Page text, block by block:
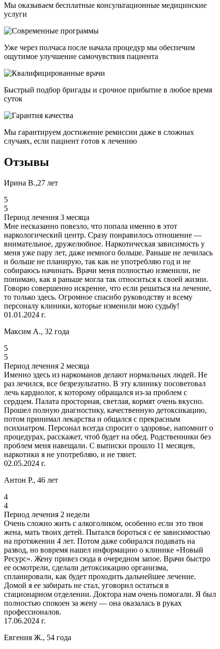
Мы оказываем бесплатные консультационные медицинские
услуги
Уже через полчаса после начала процедур мы обеспечим
ощутимое улучшение самочувствия пациента
Быстрый подбор бригады и срочное прибытие в любое время
суток
Мы гарантируем достижение ремиссии даже в сложных
случаях, если пациент готов к лечению
Отзывы
Ирина В.,27 лет
5
5
Период лечения 3 месяца
Мне несказанно повезло, что попала именно в этот
наркологический центр. Сразу понравилось отношение —
внимательное, дружелюбное. Наркотическая зависимость у
меня уже пару лет, даже немного больше. Раньше не лечилась
и больше не планирую, так как не употребляю год и не
собираюсь начинать. Врачи меня полностью изменили, не
понимаю, как я раньше могла так относиться к своей жизни.
Говорю совершенно искренне, что если решаться на лечение,
то только здесь. Огромное спасибо руководству и всему
персоналу клиники, которые изменили мою судьбу!
01.01.2024 г.
Максим А., 32 года
5
5
Период лечения 2 месяца
Именно здесь из наркоманов делают нормальных людей. Не
раз лечился, все безрезультатно. В эту клинику посоветовал
лечь кардиолог, к которому обращался из-за проблем с
сердцем. Палата просторная, светлая, кормят очень вкусно.
Прошел полную диагностику, качественную детоксикацию,
потом принимал лекарства и общался с прекрасным
психиатром. Персонал всегда спросит о здоровье, напомнит о
процедурах, расскажет, чтоб будет на обед. Родственники без
проблем меня навещали. С выписки прошло 11 месяцев,
наркотики я не употребляю, и не тянет.
02.05.2024 г.
Антон Р., 46 лет
4
4
Период лечения 2 недели
Очень сложно жить с алкоголиком, особенно если это твоя
жена, мать твоих детей. Пытался бороться с ее зависимостью
на протяжении 4 лет. Потом даже собирался подавать на
развод, но вовремя нашел информацию о клинике «Новый
Ресурс». Жену привез сюда в очередном запое. Врачи быстро
ее осмотрели, сделали детоксикацию организма,
спланировали, как будет проходить дальнейшее лечение.
Домой я ее забирать не стал, уговорил остаться в
стационарном отделении. Доктора нам очень помогали. Я был
полностью спокоен за жену — она оказалась в руках
профессионалов.
17.06.2024 г.
Евгения Ж., 54 года